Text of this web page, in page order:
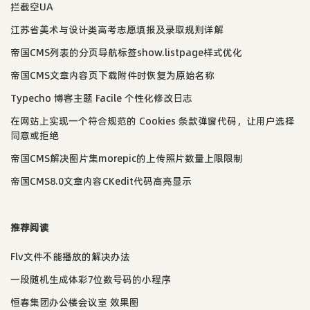
拦截空UA
江苏省美术与设计类高考志愿填报及录取规则详解
帝国CMS列表的分页导航标签show.listpage样式优化
帝国CMS文章内容页下载附件时恢复为原始名称
Typecho 博客主题 Facile 个性化修改日志
在网站上实现一个符合规范的 Cookies 条款弹窗代码，让用户选择
同意或拒绝
帝国CMS解决图片集morepic的上传照片数量上限限制
帝国CMS8.0文章内容CKedit代码高亮显示
推荐阅读
Flv文件不能播放的解决办法
一段随机生成体彩7位数号码的小程序
恒春集团办公楼会议室 效果图